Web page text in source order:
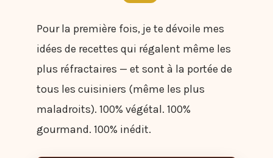
Pour la première fois, je te dévoile mes
idées de recettes qui régalent même les
plus réfractaires — et sont à la portée de
tous les cuisiniers (même les plus
maladroits). 100% végétal. 100%
gourmand. 100% inédit.